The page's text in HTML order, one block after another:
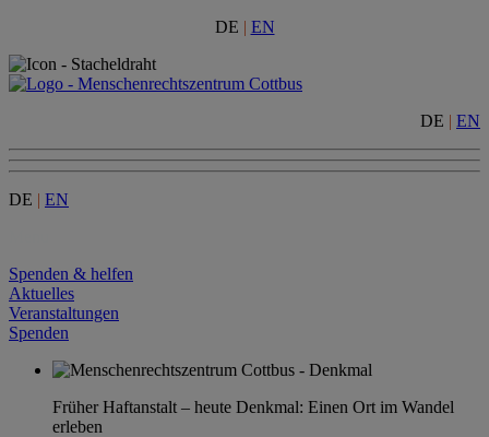
DE | EN
DE | EN
DE | EN
Spenden & helfen
Aktuelles
Veranstaltungen
Spenden
Früher Haftanstalt – heute Denkmal: Einen Ort im Wandel
erleben